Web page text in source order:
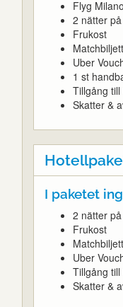
Flyg
2 nätter
Frukost
Uber
1 st
Tillgång
Skatter &
I paketet
2 nätter
Frukost
Uber
Tillgång
Skatter &